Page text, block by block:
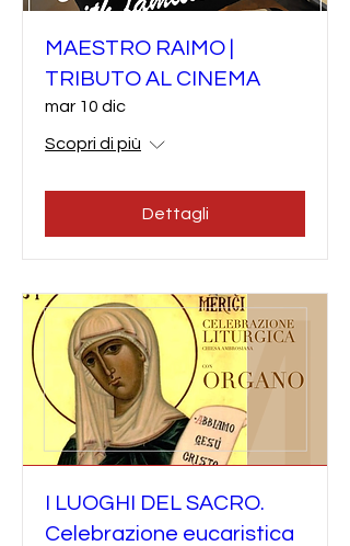
MAESTRO RAIMO |
TRIBUTO AL CINEMA
mar 10 dic
Scopri di più
Dettagli
I LUOGHI DEL SACRO.
Celebrazione eucaristica